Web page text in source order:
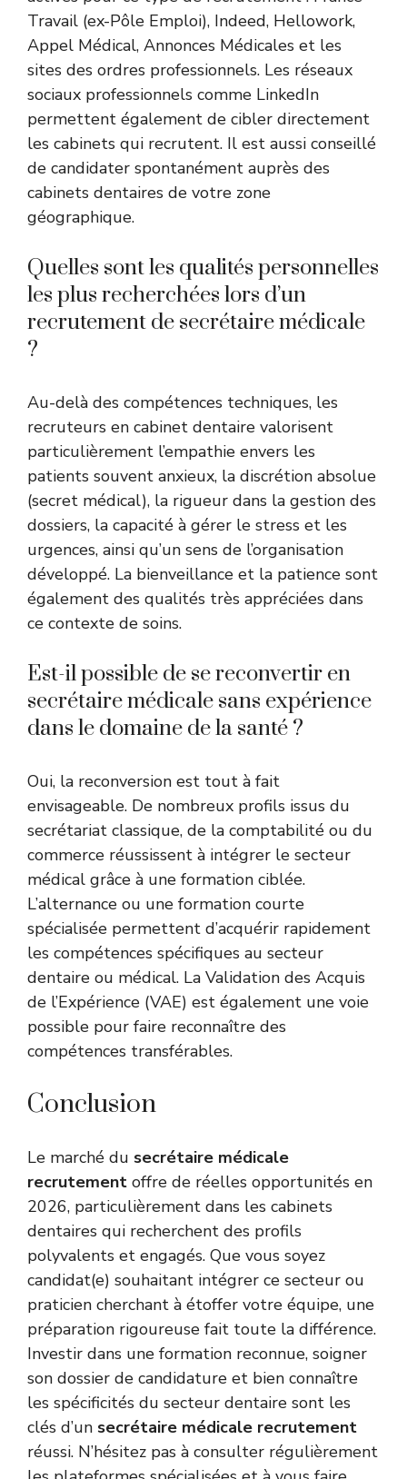
Travail (ex-Pôle Emploi), Indeed, Hellowork,
Appel Médical, Annonces Médicales et les
sites des ordres professionnels. Les réseaux
sociaux professionnels comme LinkedIn
permettent également de cibler directement
les cabinets qui recrutent. Il est aussi conseillé
de candidater spontanément auprès des
cabinets dentaires de votre zone
géographique.
Quelles sont les qualités personnelles
les plus recherchées lors d’un
recrutement de secrétaire médicale
?
Au-delà des compétences techniques, les
recruteurs en cabinet dentaire valorisent
particulièrement l’empathie envers les
patients souvent anxieux, la discrétion absolue
(secret médical), la rigueur dans la gestion des
dossiers, la capacité à gérer le stress et les
urgences, ainsi qu’un sens de l’organisation
développé. La bienveillance et la patience sont
également des qualités très appréciées dans
ce contexte de soins.
Est-il possible de se reconvertir en
secrétaire médicale sans expérience
dans le domaine de la santé ?
Oui, la reconversion est tout à fait
envisageable. De nombreux profils issus du
secrétariat classique, de la comptabilité ou du
commerce réussissent à intégrer le secteur
médical grâce à une formation ciblée.
L’alternance ou une formation courte
spécialisée permettent d’acquérir rapidement
les compétences spécifiques au secteur
dentaire ou médical. La Validation des Acquis
de l’Expérience (VAE) est également une voie
possible pour faire reconnaître des
compétences transférables.
Conclusion
Le marché du secrétaire médicale
recrutement offre de réelles opportunités en
2026, particulièrement dans les cabinets
dentaires qui recherchent des profils
polyvalents et engagés. Que vous soyez
candidat(e) souhaitant intégrer ce secteur ou
praticien cherchant à étoffer votre équipe, une
préparation rigoureuse fait toute la différence.
Investir dans une formation reconnue, soigner
son dossier de candidature et bien connaître
les spécificités du secteur dentaire sont les
clés d’un secrétaire médicale recrutement
réussi. N’hésitez pas à consulter régulièrement